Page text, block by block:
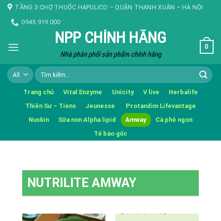
Skip TẦNG 3 CHỢ THUỐC HAPULICO – QUẬN THANH XUÂN – HÀ NỘI
0945 919 000
NPP CHÍNH HÃNG
Nhà phân phối sản phẩm chính hãng
0
Tìm
kiếm:
Trang chủ Vital Enzyme Unicity V live
Herbalife
Thiên Sư – Tiens
Jeunesse
Protandim Lifevantage
Nuskin
Sữa non Alpha lipid Amway
Cà phê ngon
Tế bào gốc
NUTRILITE AMWAY